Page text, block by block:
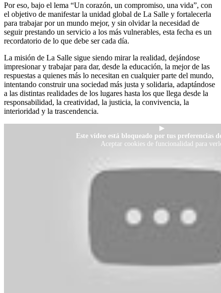
Por eso, bajo el lema “Un corazón, un compromiso, una vida”, con
el objetivo de manifestar la unidad global de La Salle y fortalecerla
para trabajar por un mundo mejor, y sin olvidar la necesidad de
seguir prestando un servicio a los más vulnerables, esta fecha es un
recordatorio de lo que debe ser cada día.
La misión de La Salle sigue siendo mirar la realidad, dejándose
impresionar y trabajar para dar, desde la educación, la mejor de las
respuestas a quienes más lo necesitan en cualquier parte del mundo,
intentando construir una sociedad más justa y solidaria, adaptándose
a las distintas realidades de los lugares hasta los que llega desde la
responsabilidad, la creatividad, la justicia, la convivencia, la
interioridad y la trascendencia.
▶
Este vídeo está bloqueado por tus preferencias
Aceptar cookies de funcionalidad para